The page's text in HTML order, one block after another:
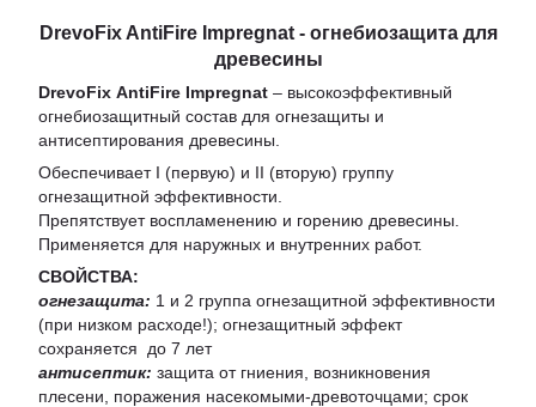
DrevoFix AntiFire Impregnat - огнебиозащита для
древесины
DrevoFix AntiFire Impregnat – высокоэффективный
огнебиозащитный состав для огнезащиты и
антисептирования древесины.
Обеспечивает I (первую) и II (вторую) группу
огнезащитной эффективности.
Препятствует воспламенению и горению древесины.
Применяется для наружных и внутренних работ.
СВОЙСТВА:
огнезащита: 1 и 2 группа огнезащитной эффективности
(при низком расходе!); огнезащитный эффект
сохраняется до 7 лет
антисептик: защита от гниения, возникновения
плесени, поражения насекомыми-древоточцами; срок